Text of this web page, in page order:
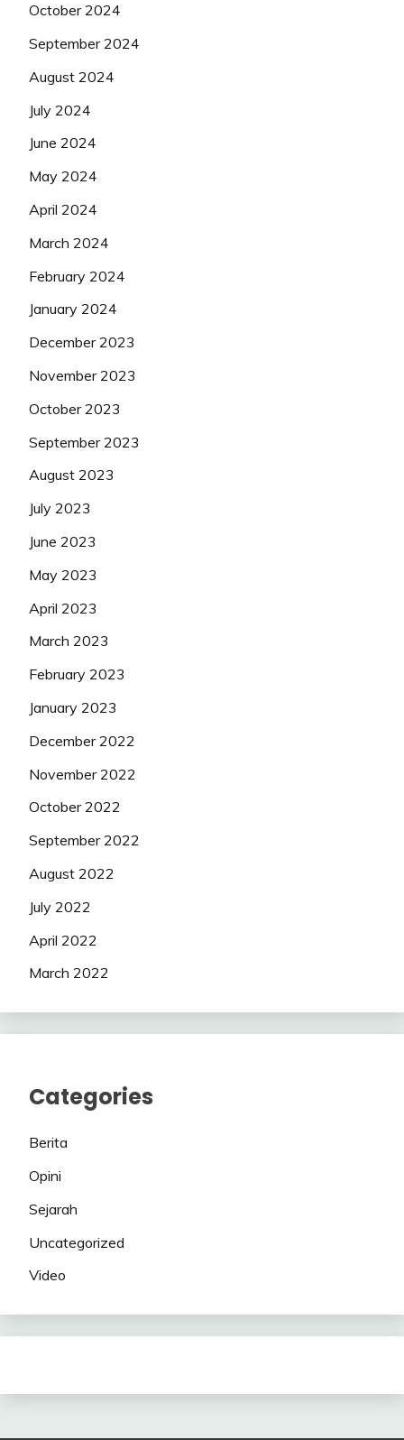
October 2024
September 2024
August 2024
July 2024
June 2024
May 2024
April 2024
March 2024
February 2024
January 2024
December 2023
November 2023
October 2023
September 2023
August 2023
July 2023
June 2023
May 2023
April 2023
March 2023
February 2023
January 2023
December 2022
November 2022
October 2022
September 2022
August 2022
July 2022
April 2022
March 2022
Categories
Berita
Opini
Sejarah
Uncategorized
Video